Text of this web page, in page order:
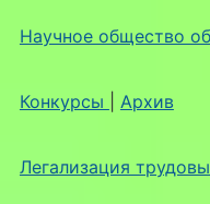
Научное общество
Конкурсы Архив
Легализация